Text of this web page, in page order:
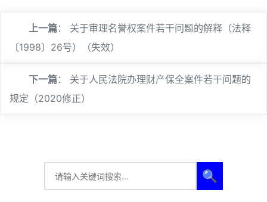
上一篇： 关于审理名誉权案件若干问题的解释（法释
〔1998〕26号）（失效）
下一篇： 关于人民法院办理财产保全案件若干问题的
规定（2020修正）
🔍